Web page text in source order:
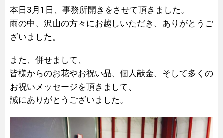
本日3月1日、事務所開きをさせて頂きました。
雨の中、沢山の方々にお越しいただき、ありがとうご
ざいました。
また、併せまして、
皆様からのお花やお祝い品、個人献金、そして多くの
お祝いメッセージを頂きまして、
誠にありがとうございました。